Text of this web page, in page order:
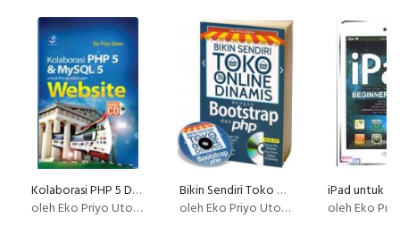
Kolaborasi PHP 5 Dan MySql Untuk Pengembangan Website+cd
oleh Eko Priyo Utomo
Bikin Sendiri Toko Online Dinamis Dengan Bootstrap Dan PHP (Plus Cd)
oleh Eko Priyo Utomo
oleh Eko